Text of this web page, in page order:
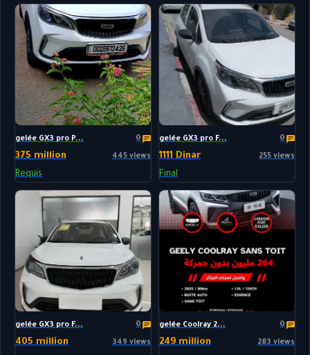
gelée GX3 pro P... 0
375 million 445 views
Requis
gelée GX3 pro F... 0
1111 Dinar 255 views
Final
gelée GX3 pro F... 0
405 million 349 views
gelée Coolray 2... 0
249 million 283 views